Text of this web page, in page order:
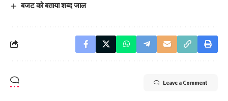
बजट को बताया शब्द जाल
Leave a Comment